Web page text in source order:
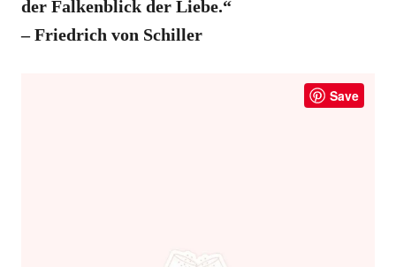
der Falkenblick der Liebe.“
– Friedrich von Schiller
Save